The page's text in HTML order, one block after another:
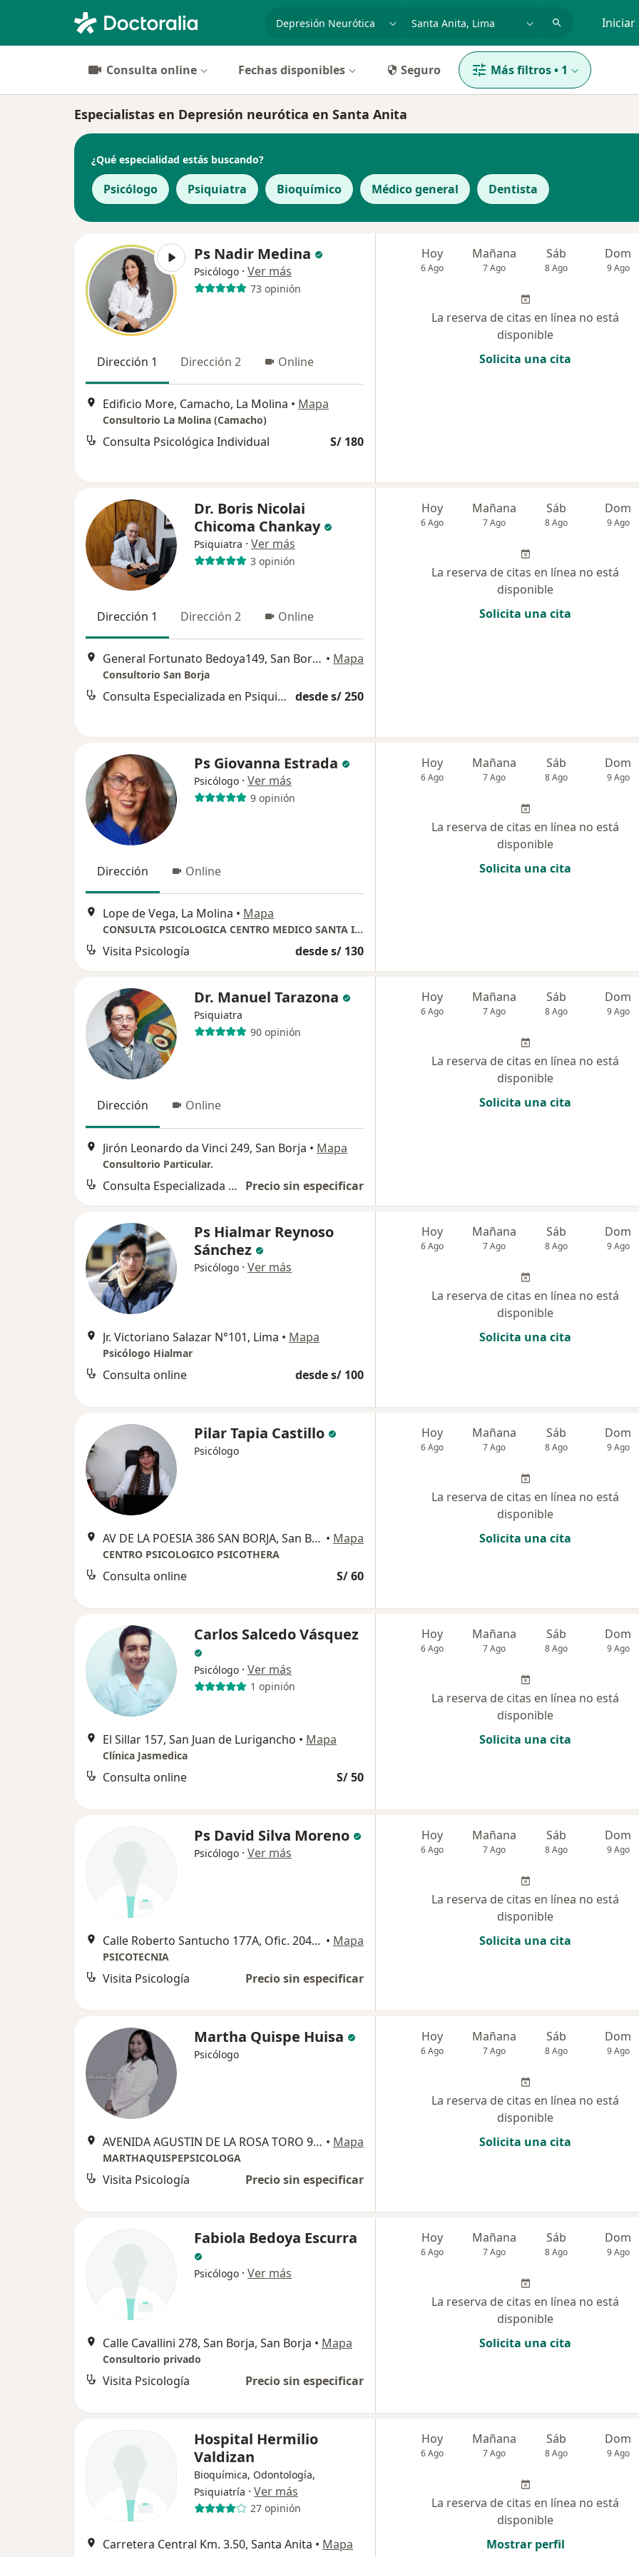
especialidad, enfermedad o nombre Iniciar
Consulta online Fechas disponibles Seguro Más filtros• 1
Especialistas en Depresión neurótica en Santa Anita
¿Qué especialidad estás buscando?
Psicólogo Psiquiatra Bioquímico Médico general Dentista
Ps Nadir Medina
Psicólogo · Ver más
73 opinión
Dirección 1 Dirección 2 Online
Edificio More, Camacho, La Molina • Mapa
Consultorio La Molina (Camacho)
Consulta Psicológica Individual S/ 180
Hoy
6 Ago
Mañana
7 Ago
Sáb
8 Ago
Dom
9 Ago
La reserva de citas en línea no está
disponible
Solicita una cita
Dr. Boris Nicolai
Chicoma Chankay
Psiquiatra · Ver más
3 opinión
Dirección 1 Dirección 2 Online
General Fortunato Bedoya149, San Borja, 3er piso, San Borja • Mapa
Consultorio San Borja
Consulta Especializada en Psiquiatría desde s/ 250
Hoy
6 Ago
Mañana
7 Ago
Sáb
8 Ago
Dom
9 Ago
La reserva de citas en línea no está
disponible
Solicita una cita
Ps Giovanna Estrada
Psicólogo · Ver más
9 opinión
Dirección Online
Lope de Vega, La Molina • Mapa
CONSULTA PSICOLOGICA CENTRO MEDICO SANTA INÉS
Visita Psicología desde s/ 130
Hoy
6 Ago
Mañana
7 Ago
Sáb
8 Ago
Dom
9 Ago
La reserva de citas en línea no está
disponible
Solicita una cita
Dr. Manuel Tarazona
Psiquiatra
90 opinión
Dirección Online
Jirón Leonardo da Vinci 249, San Borja • Mapa
Consultorio Particular.
Consulta Especializada en Psiquiatría Precio sin especificar
Hoy
6 Ago
Mañana
7 Ago
Sáb
8 Ago
Dom
9 Ago
La reserva de citas en línea no está
disponible
Solicita una cita
Ps Hialmar Reynoso
Sánchez
Psicólogo · Ver más
Jr. Victoriano Salazar N°101, Lima • Mapa
Psicólogo Hialmar
Consulta online desde s/ 100
Hoy
6 Ago
Mañana
7 Ago
Sáb
8 Ago
Dom
9 Ago
La reserva de citas en línea no está
disponible
Solicita una cita
Pilar Tapia Castillo
Psicólogo
AV DE LA POESIA 386 SAN BORJA, San Borja • Mapa
CENTRO PSICOLOGICO PSICOTHERA
Consulta online S/ 60
Hoy
6 Ago
Mañana
7 Ago
Sáb
8 Ago
Dom
9 Ago
La reserva de citas en línea no está
disponible
Solicita una cita
Carlos Salcedo Vásquez
Psicólogo · Ver más
1 opinión
El Sillar 157, San Juan de Lurigancho • Mapa
Clínica Jasmedica
Consulta online S/ 50
Hoy
6 Ago
Mañana
7 Ago
Sáb
8 Ago
Dom
9 Ago
La reserva de citas en línea no está
disponible
Solicita una cita
Ps David Silva Moreno
Psicólogo · Ver más
Calle Roberto Santucho 177A, Ofic. 204 (Espalda municipalidad), Santa Anita • Mapa
PSICOTECNIA
Visita Psicología Precio sin especificar
Hoy
6 Ago
Mañana
7 Ago
Sáb
8 Ago
Dom
9 Ago
La reserva de citas en línea no está
disponible
Solicita una cita
Martha Quispe Huisa
Psicólogo
AVENIDA AGUSTIN DE LA ROSA TORO 991, Lima • Mapa
MARTHAQUISPEPSICOLOGA
Visita Psicología Precio sin especificar
Hoy
6 Ago
Mañana
7 Ago
Sáb
8 Ago
Dom
9 Ago
La reserva de citas en línea no está
disponible
Solicita una cita
Fabiola Bedoya Escurra
Psicólogo · Ver más
Calle Cavallini 278, San Borja, San Borja • Mapa
Consultorio privado
Visita Psicología Precio sin especificar
Hoy
6 Ago
Mañana
7 Ago
Sáb
8 Ago
Dom
9 Ago
La reserva de citas en línea no está
disponible
Solicita una cita
Hospital Hermilio
Valdizan
Bioquímica, Odontología,
Psiquiatría · Ver más
27 opinión
Carretera Central Km. 3.50, Santa Anita • Mapa
Hoy
6 Ago
Mañana
7 Ago
Sáb
8 Ago
Dom
9 Ago
La reserva de citas en línea no está
disponible
Mostrar perfil